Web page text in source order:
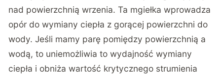
nad powierzchnią wrzenia. Ta mgiełka wprowadza
opór do wymiany ciepła z gorącej powierzchni do
wody. Jeśli mamy parę pomiędzy powierzchnią a
wodą, to uniemożliwia to wydajność wymiany
ciepła i obniża wartość krytycznego strumienia